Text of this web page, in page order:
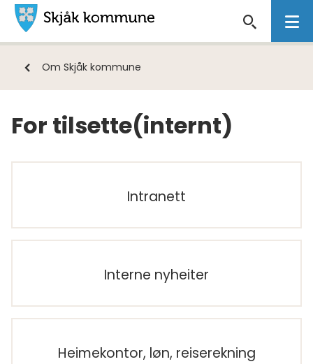
Skjåk
kommune
Du
Om Skjåk kommune
For tilsette(internt)
Intranett
Interne nyheiter
Heimekontor, løn, reiserekning